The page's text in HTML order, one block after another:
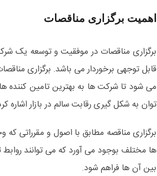
اهمیت برگزاری مناقصات
برگزاری مناقصات در موفقیت و توسعه یک
قابل توجهی برخوردار می باشد. برگزاری
می شود تا شرکت ها به بهترین تامین کننده
توان به شکل گیری رقابت سالم در بازار اشاره
برگزاری مناقصه مطابق با اصول و مقرراتی
ها مختلف بوجود می آورد که می توانند
بین آن ها فراهم شود.